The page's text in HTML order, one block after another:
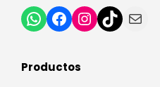
Productos